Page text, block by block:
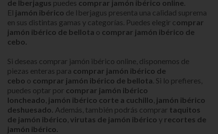
de Iberjagus puedes comprar jamón ibérico online
El jamón ibérico de Iberjagus presenta una calidad suprema
en sus distintas gamas y categorías. Puedes elegir comprar
jamón ibérico de bellota o comprar jamón ibérico de
cebo.
Si deseas comprar jamón ibérico online, disponemos de
piezas enteras para comprar jamón ibérico de
cebo o comprar jamón ibérico de bellota . Si lo prefieres,
puedes optar por comprar jamón ibérico
loncheado jamón ibérico corte a cuchillo jamón ibérico
deshuesado Además, también podrás comprar taquitos
de jamón ibérico virutas de jamón ibérico y recortes de
jamón ibérico.